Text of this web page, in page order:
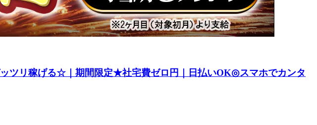
ツリ稼げる☆｜期間限定★社宅費ゼロ円｜日払いOK◎スマホでカンタ